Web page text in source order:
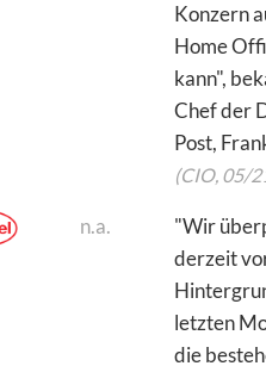
Konzern
Home
kann",
Chef der
Post,
(CIO, 05/
n.a.
"Wir
derzeit
letzten
die